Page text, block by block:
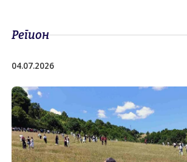
Регион
04.07.2026